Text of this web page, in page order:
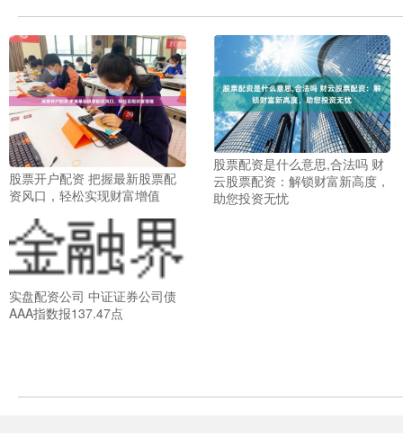
股票开户配资 把握最新股票配
资风口，轻松实现财富增值
股票配资是什么意思,合法吗 财
云股票配资：解锁财富新高度，
助您投资无忧
实盘配资公司 中证证券公司债
AAA指数报137.47点